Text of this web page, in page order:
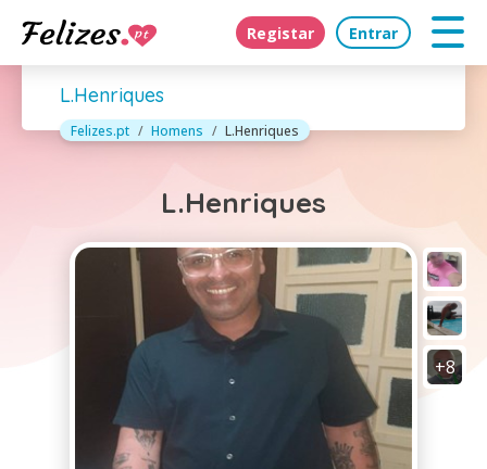
Registar Entrar
L.Henriques
Felizes.pt Homens L.Henriques
L.Henriques
+8